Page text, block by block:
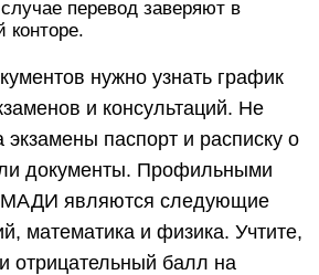
перевод заверяют в
конторе.
нужно узнать график
и консультаций. Не
экзамены паспорт и расписку о
документы. Профильными
МАДИ являются следующие
математика и физика. Учтите,
отрицательный балл на